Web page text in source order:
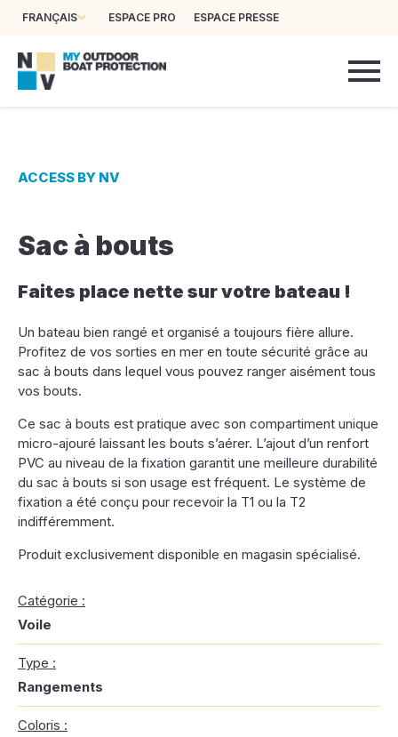
FRANÇAIS ESPACE PRO ESPACE PRESSE
ACCESS BY NV
Sac à bouts
Faites place nette sur votre bateau !
Un bateau bien rangé et organisé a toujours fière allure.
Profitez de vos sorties en mer en toute sécurité grâce au
sac à bouts dans lequel vous pouvez ranger aisément tous
vos bouts.
Ce sac à bouts est pratique avec son compartiment unique
micro-ajouré laissant les bouts s’aérer. L’ajout d’un renfort
PVC au niveau de la fixation garantit une meilleure durabilité
du sac à bouts si son usage est fréquent. Le système de
fixation a été conçu pour recevoir la T1 ou la T2
indifféremment.
Produit exclusivement disponible en magasin spécialisé.​
Catégorie :
Voile
Type :
Rangements
Coloris :